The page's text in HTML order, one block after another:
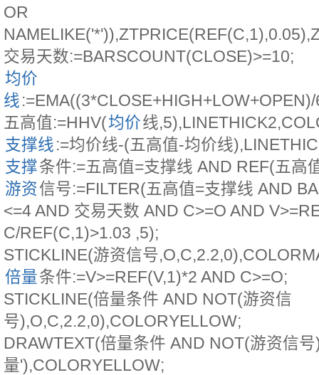
OR
交易天数:=BARSCOUNT(CLOSE)>=10;
均价
线
五高值:=HHV(均价线
支撑线:=均价线-(五高值-均价线
支撑条件:=五高值=支撑线 AND REF(五高
游资信号:=FILTER(五高值=支撑线 AND
<=4 AND 交易天数 AND C>=O AND
C/REF(C,1)>1.03 ,5);
STICKLINE(游资信号
倍量条件:=V>=REF(V,1)*2 AND C>=O;
STICKLINE(倍量条件 AND NOT(游资信
号),O,C,2.2,0),COLORYELLOW;
DRAWTEXT(倍量条件 AND NOT(游资信
量'),COLORYELLOW;